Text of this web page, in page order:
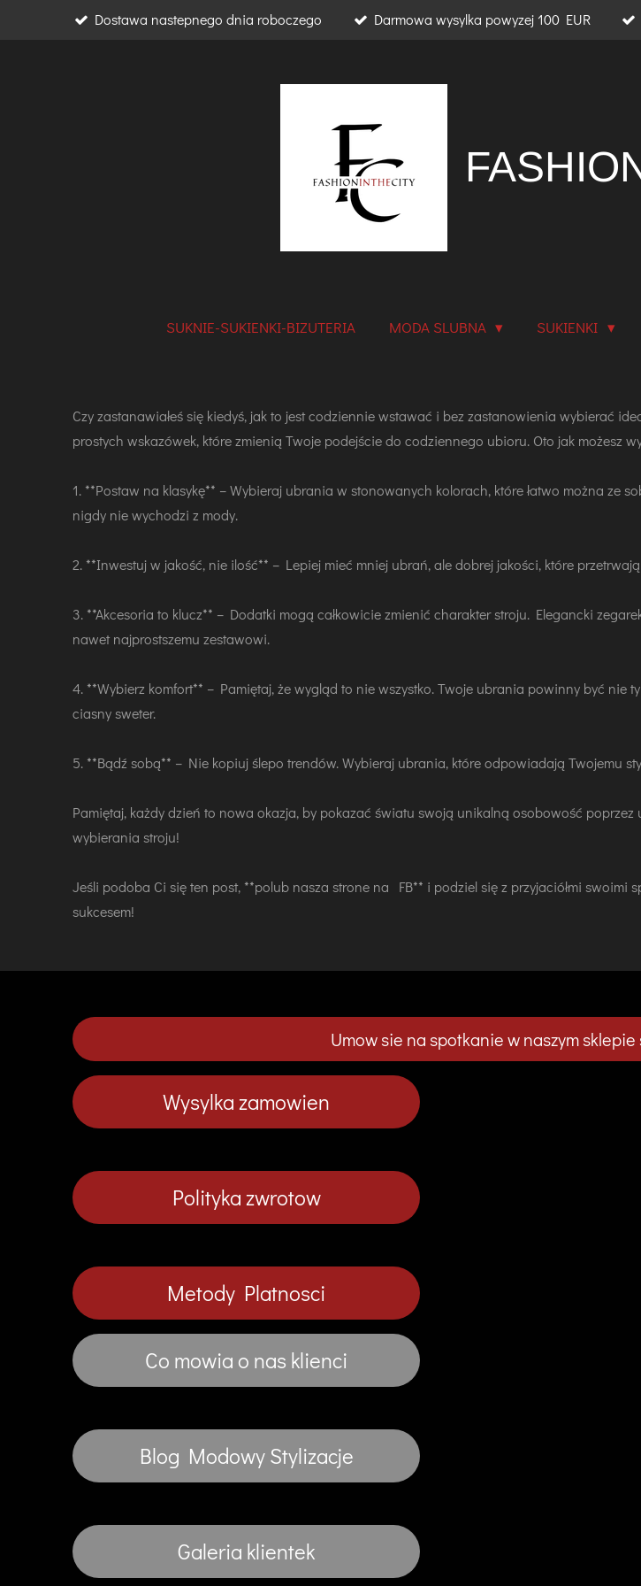
Dostawa nastepnego dnia roboczego Darmowa wysylka powyzej 100 EUR
SUKNIE-SUKIENKI-BIZUTERIA MODA SLUBNA SUKIENKI
Czy zastanawiałeś się kiedyś, jak to jest codziennie wstawać i bez zastanowienia wybierać
prostych wskazówek, które zmienią Twoje podejście do codziennego ubioru. Oto jak możesz
1. **Postaw na klasykę** – Wybieraj ubrania w stonowanych kolorach, które łatwo można ze
nigdy nie wychodzi z mody.
2. **Inwestuj w jakość, nie ilość** – Lepiej mieć mniej ubrań, ale dobrej jakości, które
3. **Akcesoria to klucz** – Dodatki mogą całkowicie zmienić charakter stroju. Elegancki
nawet najprostszemu zestawowi.
4. **Wybierz komfort** – Pamiętaj, że wygląd to nie wszystko. Twoje ubrania powinny być nie
ciasny sweter.
5. **Bądź sobą** – Nie kopiuj ślepo trendów. Wybieraj ubrania, które odpowiadają Twojemu
Pamiętaj, każdy dzień to nowa okazja, by pokazać światu swoją unikalną osobowość
wybierania stroju!
Jeśli podoba Ci się ten post, **polub nasza strone na FB** i podziel się z przyjaciółmi
sukcesem!
Umow sie na spotkanie w naszym
Wysylka zamowien
Polityka zwrotow
Metody Platnosci
Co mowia o nas klienci
Blog Modowy Stylizacje
Galeria klientek